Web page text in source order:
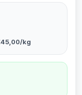
kg